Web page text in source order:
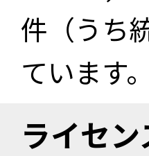
件（うち
ています。
ライセン